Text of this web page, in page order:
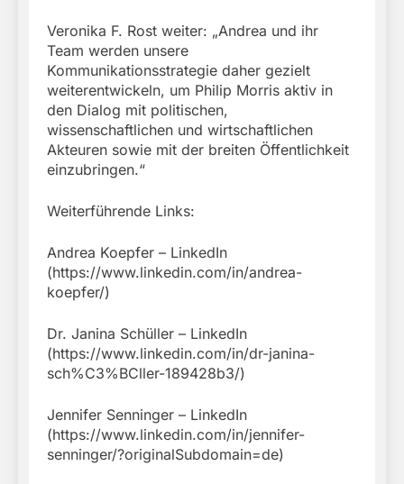
Veronika F. Rost weiter: „Andrea und ihr
Team werden unsere
Kommunikationsstrategie daher gezielt
weiterentwickeln, um Philip Morris aktiv in
den Dialog mit politischen,
wissenschaftlichen und wirtschaftlichen
Akteuren sowie mit der breiten Öffentlichkeit
einzubringen.“
Weiterführende Links:
Andrea Koepfer – LinkedIn
(https://www.linkedin.com/in/andrea-
koepfer/)
Dr. Janina Schüller – LinkedIn
(https://www.linkedin.com/in/dr-janina-
sch%C3%BCller-189428b3/)
Jennifer Senninger – LinkedIn
(https://www.linkedin.com/in/jennifer-
senninger/?originalSubdomain=de)